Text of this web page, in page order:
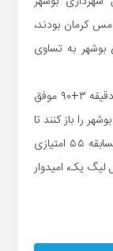
کرمان بودند،
بوشهر به تساوی
حسین فاضلی در دقیقه ۸۶ و حسین شهابی در دقیقه ۳+۹۰ موفق
را باز کنند تا
خیبر خرم‌آباد با کسب پیروزی ۲ بر صفر در این مسابقه ۵۵ امتیازی
یک، امیدوار